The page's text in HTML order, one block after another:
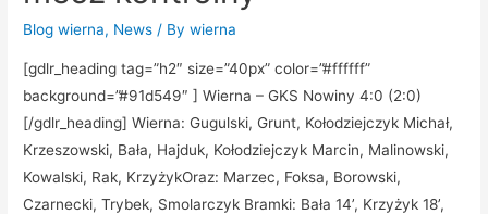
Blog wierna, News / Bywierna
[gdlr_heading tag=”h2″ size=”40px” color=”#ffffff”
background=”#91d549″ ] Wierna – GKS Nowiny 4:0 (2:0)
[/gdlr_heading] Wierna: Gugulski, Grunt, Kołodziejczyk Michał,
Krzeszowski, Bała, Hajduk, Kołodziejczyk Marcin, Malinowski,
Kowalski, Rak, KrzyżykOraz: Marzec, Foksa, Borowski,
Czarnecki, Trybek, Smolarczyk Bramki: Bała 14’, Krzyżyk 18’,